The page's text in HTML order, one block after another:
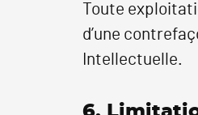
Toute
d’une
Intellectuelle.